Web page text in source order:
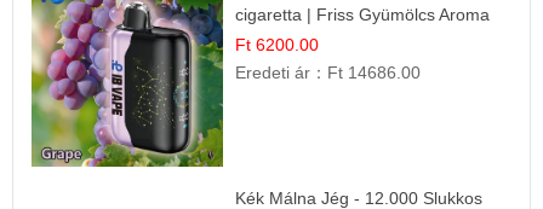
cigaretta | Friss Gyümölcs Aroma
Ft 6200.00
Eredeti ár： Ft 14686.00
Kék Málna Jég - 12.000 Slukkos